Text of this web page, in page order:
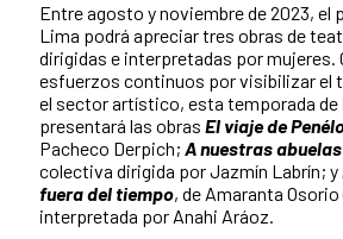
Entre agosto y noviembre de 2023, el
Lima podrá apreciar tres obras de
dirigidas e interpretadas por mujeres.
esfuerzos continuos por visibilizar el
el sector artístico, esta temporada de
presentará las obras El viaje de
Pacheco Derpich; A nuestras abuelas
colectiva dirigida por Jazmín Labrín; y
fuera del tiempo, de Amaranta
interpretada por Anahi Aráoz.